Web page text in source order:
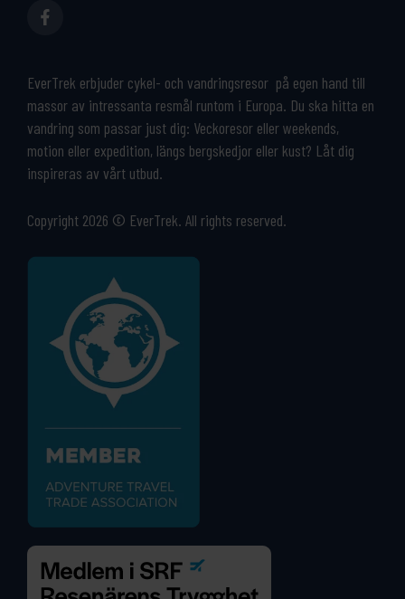
EverTrek erbjuder cykel- och vandringsresor på egen hand till
massor av intressanta resmål runtom i Europa. Du ska hitta en
vandring som passar just dig: Veckoresor eller weekends,
motion eller expedition, längs bergskedjor eller kust? Låt dig
inspireras av vårt utbud.
Copyright 2026 © EverTrek. All rights reserved.